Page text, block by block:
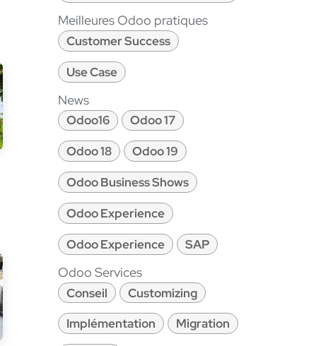
Meilleures Odoo pratiques
Customer Success
Use Case
News
Odoo16
Odoo 17
Odoo 18
Odoo 19
Odoo Business Shows
Odoo Experience
Odoo Experience
SAP
Odoo Services
Conseil
Customizing
Implémentation
Migration